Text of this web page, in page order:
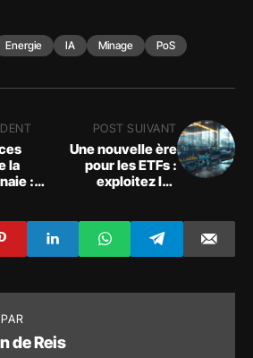
Energie IA Minage PoS
la
:
POST SUIVANT
Une nouvelle ère
pour les ETFs :
exploitez les
outils innovants
de Reis